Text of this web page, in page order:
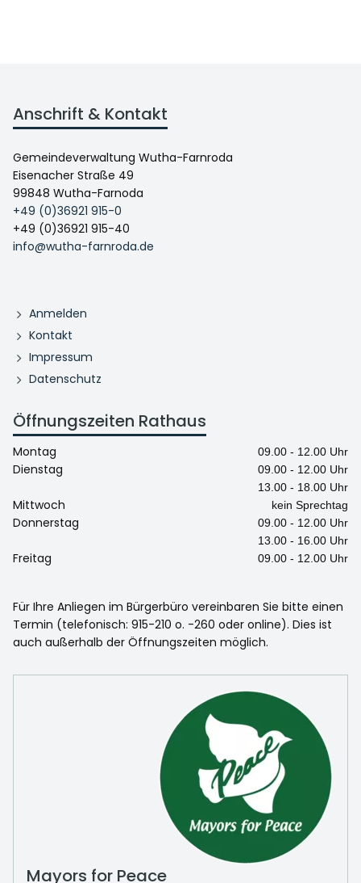
Anschrift & Kontakt
Gemeindeverwaltung Wutha-Farnroda
Eisenacher Straße 49
99848 Wutha-Farnoda
+49 (0)36921 915-0
+49 (0)36921 915-40
info@wutha-farnroda.de
Anmelden
Kontakt
Impressum
Datenschutz
Öffnungszeiten Rathaus
Montag 09.00 - 12.00 Uhr
Dienstag
09.00 - 12.00 Uhr
13.00 - 18.00 Uhr
Mittwoch kein Sprechtag
Donnerstag
09.00 - 12.00 Uhr
13.00 - 16.00 Uhr
Freitag 09.00 - 12.00 Uhr
Für Ihre Anliegen im Bürgerbüro vereinbaren Sie bitte einen
Termin (telefonisch: 915-210 o. -260 oder online). Dies ist
auch außerhalb der Öffnungszeiten möglich.
Mayors for Peace